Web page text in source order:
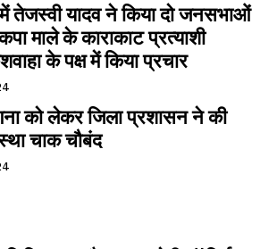
तेजस्वी यादव ने किया दो जनसभाओं
माले के काराकाट प्रत्याशी
के पक्ष में किया प्रचार
को लेकर जिला प्रशासन ने की
चाक चौबंद